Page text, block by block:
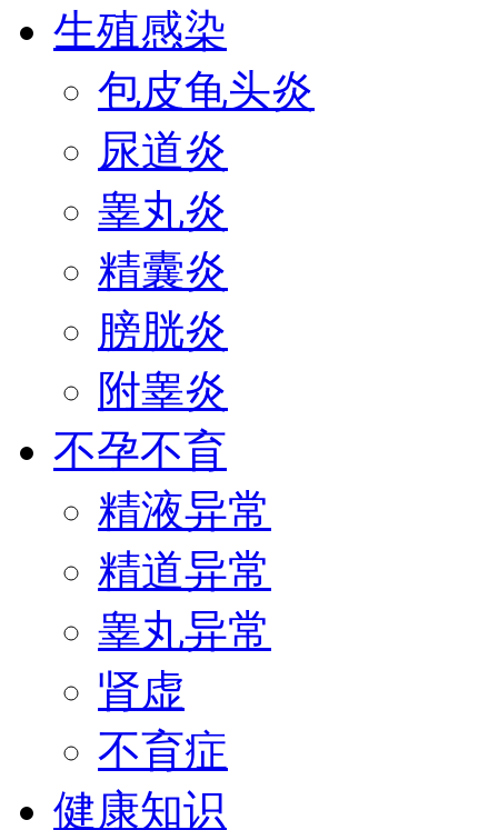
生殖感染
包皮龟头炎
尿道炎
睾丸炎
精囊炎
膀胱炎
附睾炎
不孕不育
精液异常
精道异常
睾丸异常
肾虚
不育症
健康知识